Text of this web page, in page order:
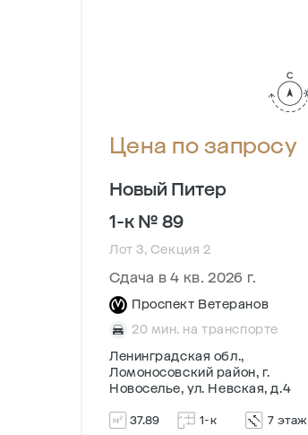
Цена по запросу
Новый Питер
1-к № 89
Лот 3, Секция 2
Сдача в 4 кв. 2026 г.
Проспект Ветеранов
20 мин. на транспорте
Ленинградская обл.,
Ломоносовский район, г.
Новоселье, ул. Невская, д.4
37.89 1-к 7 этаж